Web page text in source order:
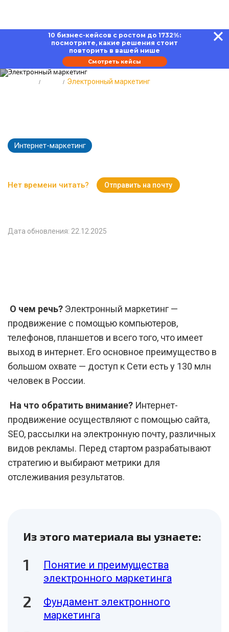
10 бизнес-кейсов с ростом до 1732%:
посмотрите, какие решения стоит
повторить в вашей нише
Смотреть кейсы
Электронный маркетинг
Интернет-маркетинг
Нет времени читать? Отправить на почту
Дата обновления: 22.12.2025
О чем речь? Электронный маркетинг —
продвижение с помощью компьютеров,
телефонов, планшетов и всего того, что имеет
выход в интернет. Его основное преимущество в
большом охвате — доступ к Сети есть у 130 млн
человек в России.
На что обратить внимание? Интернет-
продвижение осуществляют с помощью сайта,
SEO, рассылки на электронную почту, различных
видов рекламы. Перед стартом разрабатывают
стратегию и выбирают метрики для
отслеживания результатов.
Из этого материала вы узнаете:
Понятие и преимущества
электронного маркетинга
Фундамент электронного
маркетинга